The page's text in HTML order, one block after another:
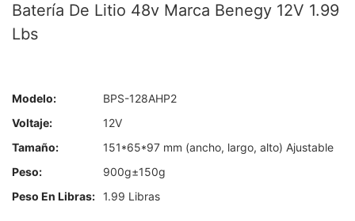
Batería De Litio 48v Marca Benegy 12V 1.99
Lbs
Modelo:
BPS-128AHP2
Voltaje:
12V
Tamaño:
151*65*97 mm (ancho, largo, alto) Ajustable
Peso:
900g±150g
Peso En Libras:
1.99 Libras